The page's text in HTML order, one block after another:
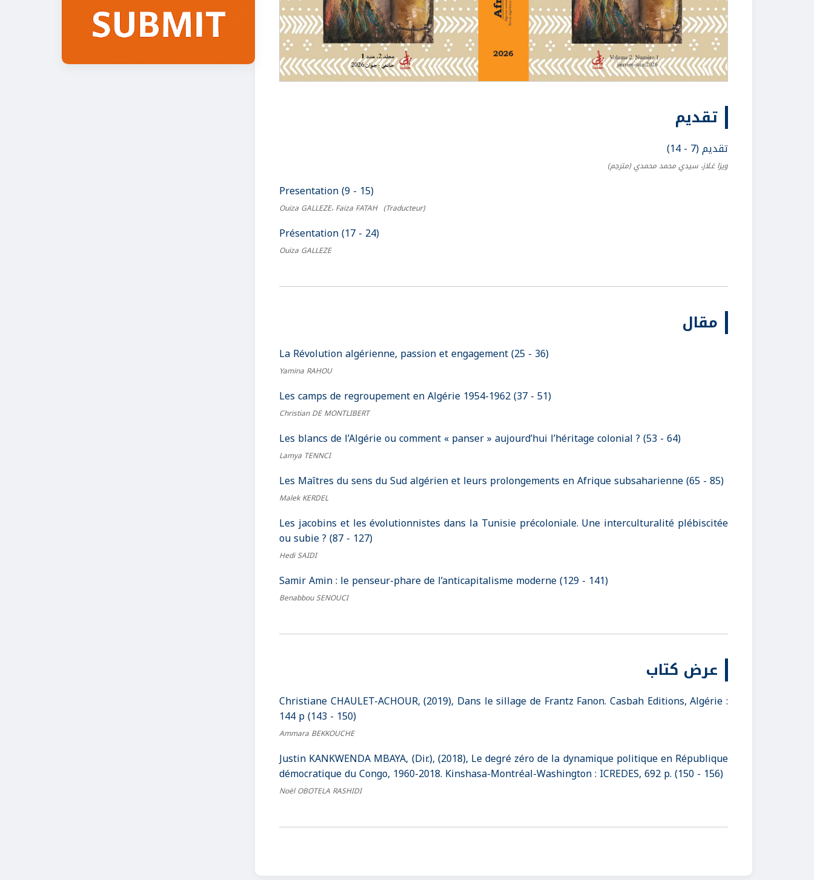
تقديم
تقديم (7 - 14)
ويزا غـلاز، سيدي محمد محمدي(مترجم)
Presentation (9 - 15)
Ouiza GALLEZE، Faiza FATAH (Traducteur)
Présentation (17 - 24)
Ouiza GALLEZE
مقال
La Révolution algérienne, passion et engagement (25 - 36)
Yamina RAHOU
Les camps de regroupement en Algérie 1954-1962 (37 - 51)
Christian DE MONTLIBERT
Les blancs de l’Algérie ou comment « panser » aujourd’hui l’héritage colonial ? (53 - 64)
Lamya TENNCI
Les Maîtres du sens du Sud algérien et leurs prolongements en Afrique subsaharienne (65 - 85)
Malek KERDEL
Les jacobins et les évolutionnistes dans la Tunisie précoloniale. Une interculturalité plébiscitée
ou subie ? (87 - 127)
Hedi SAIDI
Samir Amin : le penseur-phare de l’anticapitalisme moderne (129 - 141)
Benabbou SENOUCI
عرض كتاب
Christiane CHAULET-ACHOUR, (2019), Dans le sillage de Frantz Fanon. Casbah Editions, Algérie :
144 p (143 - 150)
Ammara BEKKOUCHE
Justin KANKWENDA MBAYA, (Dir.), (2018), Le degré zéro de la dynamique politique en République
démocratique du Congo, 1960-2018. Kinshasa-Montréal-Washington : ICREDES, 692 p. (150 - 156)
Noël OBOTELA RASHIDI